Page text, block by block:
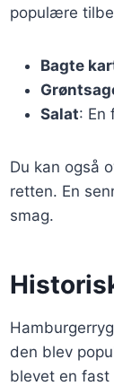
populære
Bagte
Salat: En
Du kan også
retten. En
smag.
den blev
blevet en